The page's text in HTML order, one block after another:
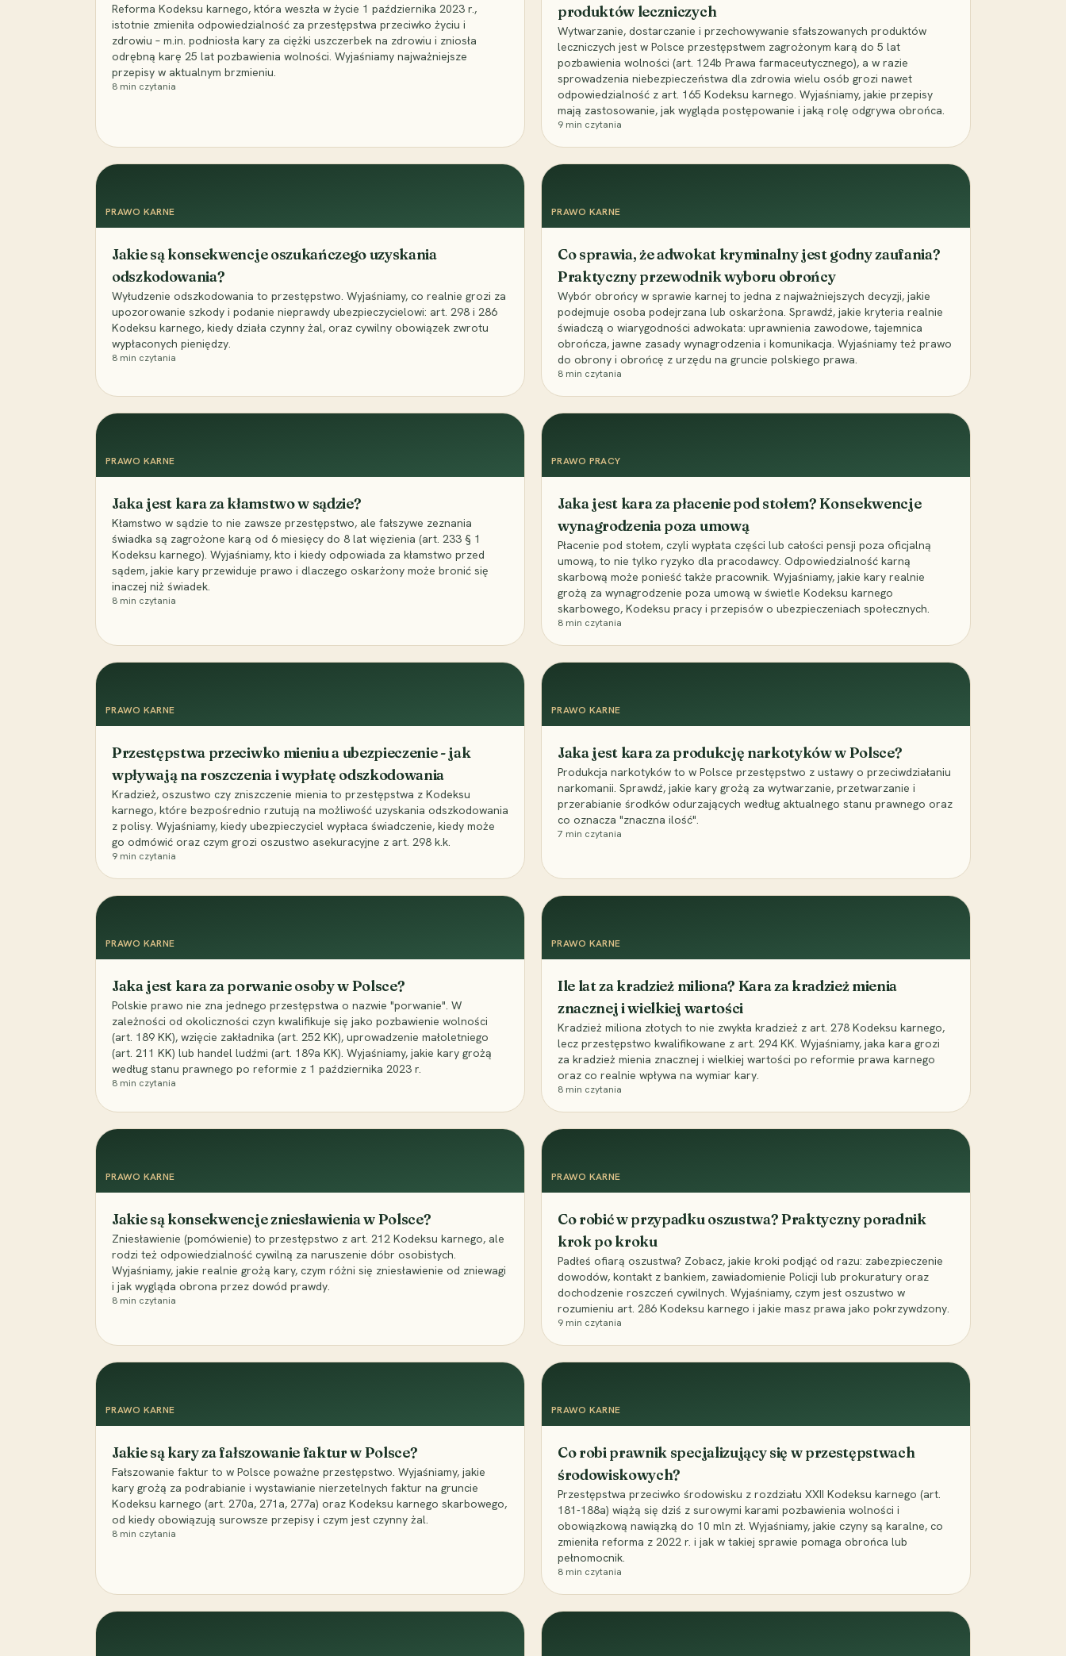
Reforma Kodeksu karnego, która weszła w życie 1 października 2023 r.,
istotnie zmieniła odpowiedzialność za przestępstwa przeciwko życiu i
zdrowiu – m.in. podniosła kary za ciężki uszczerbek na zdrowiu i zniosła
odrębną karę 25 lat pozbawienia wolności. Wyjaśniamy najważniejsze
przepisy w aktualnym brzmieniu.
8 min czytania
produktów leczniczych
Wytwarzanie, dostarczanie i przechowywanie sfałszowanych produktów
leczniczych jest w Polsce przestępstwem zagrożonym karą do 5 lat
pozbawienia wolności (art. 124b Prawa farmaceutycznego), a w razie
sprowadzenia niebezpieczeństwa dla zdrowia wielu osób grozi nawet
odpowiedzialność z art. 165 Kodeksu karnego. Wyjaśniamy, jakie przepisy
mają zastosowanie, jak wygląda postępowanie i jaką rolę odgrywa obrońca.
9 min czytania
PRAWO KARNE
Jakie są konsekwencje oszukańczego uzyskania
odszkodowania?
Wyłudzenie odszkodowania to przestępstwo. Wyjaśniamy, co realnie grozi za
upozorowanie szkody i podanie nieprawdy ubezpieczycielowi: art. 298 i 286
Kodeksu karnego, kiedy działa czynny żal, oraz cywilny obowiązek zwrotu
wypłaconych pieniędzy.
8 min czytania
PRAWO KARNE
Co sprawia, że adwokat kryminalny jest godny zaufania?
Praktyczny przewodnik wyboru obrońcy
Wybór obrońcy w sprawie karnej to jedna z najważniejszych decyzji, jakie
podejmuje osoba podejrzana lub oskarżona. Sprawdź, jakie kryteria realnie
świadczą o wiarygodności adwokata: uprawnienia zawodowe, tajemnica
obrończa, jawne zasady wynagrodzenia i komunikacja. Wyjaśniamy też prawo
do obrony i obrońcę z urzędu na gruncie polskiego prawa.
8 min czytania
PRAWO KARNE
Jaka jest kara za kłamstwo w sądzie?
Kłamstwo w sądzie to nie zawsze przestępstwo, ale fałszywe zeznania
świadka są zagrożone karą od 6 miesięcy do 8 lat więzienia (art. 233 § 1
Kodeksu karnego). Wyjaśniamy, kto i kiedy odpowiada za kłamstwo przed
sądem, jakie kary przewiduje prawo i dlaczego oskarżony może bronić się
inaczej niż świadek.
8 min czytania
PRAWO PRACY
Jaka jest kara za płacenie pod stołem? Konsekwencje
wynagrodzenia poza umową
Płacenie pod stołem, czyli wypłata części lub całości pensji poza oficjalną
umową, to nie tylko ryzyko dla pracodawcy. Odpowiedzialność karną
skarbową może ponieść także pracownik. Wyjaśniamy, jakie kary realnie
grożą za wynagrodzenie poza umową w świetle Kodeksu karnego
skarbowego, Kodeksu pracy i przepisów o ubezpieczeniach społecznych.
8 min czytania
PRAWO KARNE
Przestępstwa przeciwko mieniu a ubezpieczenie - jak
wpływają na roszczenia i wypłatę odszkodowania
Kradzież, oszustwo czy zniszczenie mienia to przestępstwa z Kodeksu
karnego, które bezpośrednio rzutują na możliwość uzyskania odszkodowania
z polisy. Wyjaśniamy, kiedy ubezpieczyciel wypłaca świadczenie, kiedy może
go odmówić oraz czym grozi oszustwo asekuracyjne z art. 298 k.k.
9 min czytania
PRAWO KARNE
Jaka jest kara za produkcję narkotyków w Polsce?
Produkcja narkotyków to w Polsce przestępstwo z ustawy o przeciwdziałaniu
narkomanii. Sprawdź, jakie kary grożą za wytwarzanie, przetwarzanie i
przerabianie środków odurzających według aktualnego stanu prawnego oraz
co oznacza "znaczna ilość".
7 min czytania
PRAWO KARNE
Jaka jest kara za porwanie osoby w Polsce?
Polskie prawo nie zna jednego przestępstwa o nazwie "porwanie". W
zależności od okoliczności czyn kwalifikuje się jako pozbawienie wolności
(art. 189 KK), wzięcie zakładnika (art. 252 KK), uprowadzenie małoletniego
(art. 211 KK) lub handel ludźmi (art. 189a KK). Wyjaśniamy, jakie kary grożą
według stanu prawnego po reformie z 1 października 2023 r.
8 min czytania
PRAWO KARNE
Ile lat za kradzież miliona? Kara za kradzież mienia
znacznej i wielkiej wartości
Kradzież miliona złotych to nie zwykła kradzież z art. 278 Kodeksu karnego,
lecz przestępstwo kwalifikowane z art. 294 KK. Wyjaśniamy, jaka kara grozi
za kradzież mienia znacznej i wielkiej wartości po reformie prawa karnego
oraz co realnie wpływa na wymiar kary.
8 min czytania
PRAWO KARNE
Jakie są konsekwencje zniesławienia w Polsce?
Zniesławienie (pomówienie) to przestępstwo z art. 212 Kodeksu karnego, ale
rodzi też odpowiedzialność cywilną za naruszenie dóbr osobistych.
Wyjaśniamy, jakie realnie grożą kary, czym różni się zniesławienie od zniewagi
i jak wygląda obrona przez dowód prawdy.
8 min czytania
PRAWO KARNE
Co robić w przypadku oszustwa? Praktyczny poradnik
krok po kroku
Padłeś ofiarą oszustwa? Zobacz, jakie kroki podjąć od razu: zabezpieczenie
dowodów, kontakt z bankiem, zawiadomienie Policji lub prokuratury oraz
dochodzenie roszczeń cywilnych. Wyjaśniamy, czym jest oszustwo w
rozumieniu art. 286 Kodeksu karnego i jakie masz prawa jako pokrzywdzony.
9 min czytania
PRAWO KARNE
Jakie są kary za fałszowanie faktur w Polsce?
Fałszowanie faktur to w Polsce poważne przestępstwo. Wyjaśniamy, jakie
kary grożą za podrabianie i wystawianie nierzetelnych faktur na gruncie
Kodeksu karnego (art. 270a, 271a, 277a) oraz Kodeksu karnego skarbowego,
od kiedy obowiązują surowsze przepisy i czym jest czynny żal.
8 min czytania
PRAWO KARNE
Co robi prawnik specjalizujący się w przestępstwach
środowiskowych?
Przestępstwa przeciwko środowisku z rozdziału XXII Kodeksu karnego (art.
181-188a) wiążą się dziś z surowymi karami pozbawienia wolności i
obowiązkową nawiązką do 10 mln zł. Wyjaśniamy, jakie czyny są karalne, co
zmieniła reforma z 2022 r. i jak w takiej sprawie pomaga obrońca lub
pełnomocnik.
8 min czytania